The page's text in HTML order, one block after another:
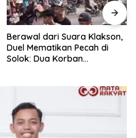
Setahun Buron Usai
Gelapkan Motor Kerabat
Demi Sabu, Pelarian Pemuda